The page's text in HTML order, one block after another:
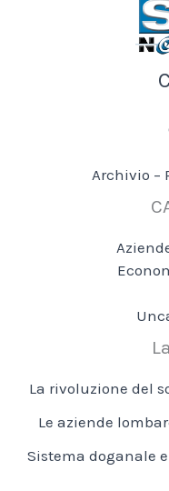
Archivio –
La rivoluzione del
Le aziende
Sistema doganale